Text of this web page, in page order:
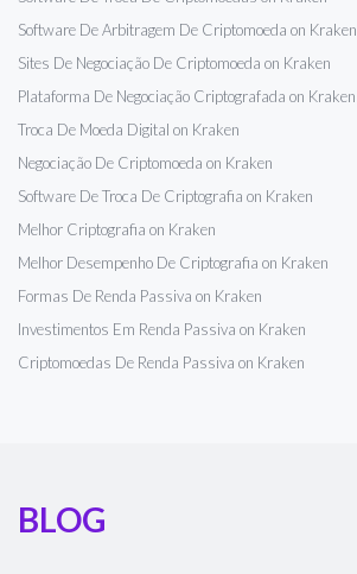
Software De Arbitragem De Criptomoeda on Kraken
Sites De Negociação De Criptomoeda on Kraken
Plataforma De Negociação Criptografada on Kraken
Troca De Moeda Digital on Kraken
Negociação De Criptomoeda on Kraken
Software De Troca De Criptografia on Kraken
Melhor Criptografia on Kraken
Melhor Desempenho De Criptografia on Kraken
Formas De Renda Passiva on Kraken
Investimentos Em Renda Passiva on Kraken
Criptomoedas De Renda Passiva on Kraken
BLOG